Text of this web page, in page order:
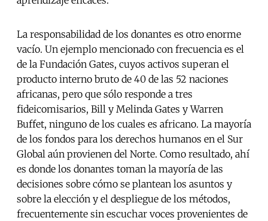
La responsabilidad de los donantes es otro enorme
vacío. Un ejemplo mencionado con frecuencia es el
de la Fundación Gates, cuyos activos superan el
producto interno bruto de 40 de las 52 naciones
africanas, pero que sólo responde a tres
fideicomisarios, Bill y Melinda Gates y Warren
Buffet, ninguno de los cuales es africano. La mayoría
de los fondos para los derechos humanos en el Sur
Global aún provienen del Norte. Como resultado, ahí
es donde los donantes toman la mayoría de las
decisiones sobre cómo se plantean los asuntos y
sobre la elección y el despliegue de los métodos,
frecuentemente sin escuchar voces provenientes de